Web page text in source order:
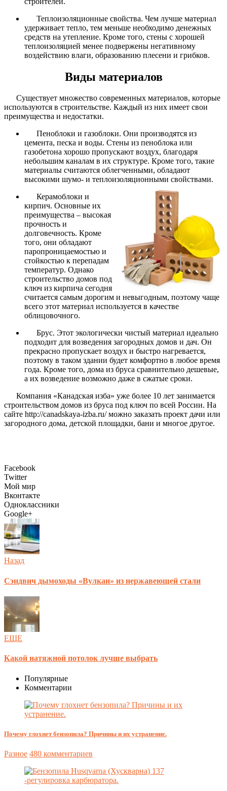
Теплоизоляционные свойства. Чем лучше материал
удерживает тепло, тем меньше необходимо денежных
средств на утепление. Кроме того, стены с хорошей
теплоизоляцией менее подвержены негативному
воздействию влаги, образованию плесени и грибков.
Виды материалов
Существует множество современных материалов, которые
используются в строительстве. Каждый из них имеет свои
преимущества и недостатки.
Пеноблоки и газоблоки. Они производятся из
цемента, песка и воды. Стены из пеноблока или
газобетона хорошо пропускают воздух, благодаря
небольшим каналам в их структуре. Кроме того, такие
материалы считаются облегченными, обладают
высокими шумо- и теплоизоляционными свойствами.
Керамоблоки и
кирпич. Основные их
преимущества – высокая
прочность и
долговечность. Кроме
того, они обладают
паропроницаемостью и
стойкостью к перепадам
температур. Однако
строительство домов под
ключ из кирпича сегодня
считается самым дорогим и невыгодным, поэтому чаще
всего этот материал используется в качестве
облицовочного.
Брус. Этот экологически чистый материал идеально
подходит для возведения загородных домов и дач. Он
прекрасно пропускает воздух и быстро нагревается,
поэтому в таком здании будет комфортно в любое время
года. Кроме того, дома из бруса сравнительно дешевые,
а их возведение возможно даже в сжатые сроки.
Компания «Канадская изба» уже более 10 лет занимается
строительством домов из бруса под ключ по всей России. На
сайте http://canadskaya-izba.ru/ можно заказать проект дачи или
загородного дома, детской площадки, бани и многое другое.
Facebook
Twitter
Мой мир
Вконтакте
Одноклассники
Google+
Назад
Сэндвич дымоходы «Вулкан» из нержавеющей стали
ЕЩЕ
Какой натяжной потолок лучше выбрать
Популярные
Комментарии
Почему глохнет бензопила? Причины и их устранение.
Разное 480 комментариев